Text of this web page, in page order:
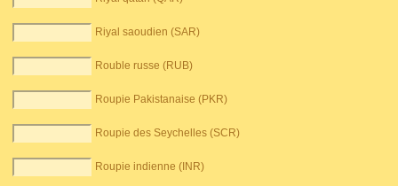
Riyal saoudien (SAR)
Rouble russe (RUB)
Roupie Pakistanaise (PKR)
Roupie des Seychelles (SCR)
Roupie indienne (INR)